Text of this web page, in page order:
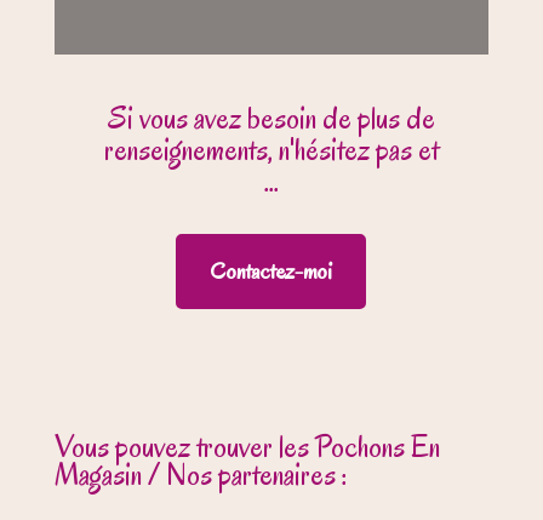
Si vous avez besoin de plus de
renseignements, n'hésitez pas et
...
Contactez-moi
Vous pouvez trouver les Pochons En
Magasin / Nos partenaires :